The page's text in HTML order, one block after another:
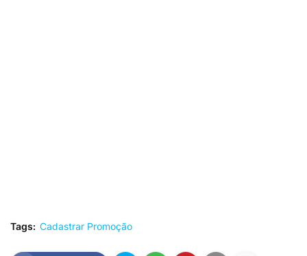
Tags: Cadastrar Promoção